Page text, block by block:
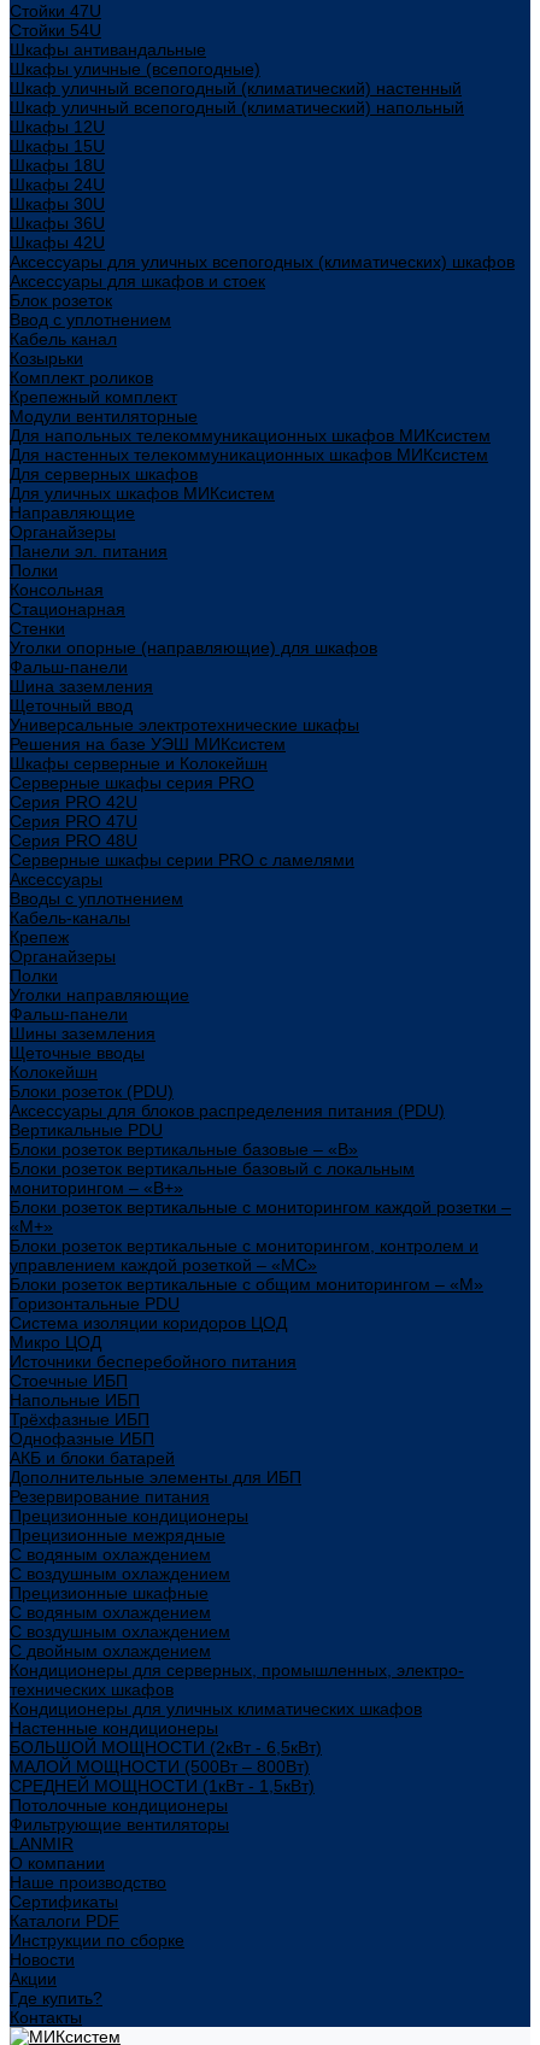
Стойки 47U
Стойки 54U
Шкафы антивандальные
Шкафы уличные (всепогодные)
Шкаф уличный всепогодный (климатический) настенный
Шкаф уличный всепогодный (климатический) напольный
Шкафы 12U
Шкафы 15U
Шкафы 18U
Шкафы 24U
Шкафы 30U
Шкафы 36U
Шкафы 42U
Аксессуары для уличных всепогодных (климатических) шкафов
Аксессуары для шкафов и стоек
Блок розеток
Ввод с уплотнением
Кабель канал
Козырьки
Комплект роликов
Крепежный комплект
Модули вентиляторные
Для напольных телекоммуникационных шкафов МИКсистем
Для настенных телекоммуникационных шкафов МИКсистем
Для серверных шкафов
Для уличных шкафов МИКсистем
Направляющие
Органайзеры
Панели эл. питания
Полки
Консольная
Стационарная
Стенки
Уголки опорные (направляющие) для шкафов
Фальш-панели
Шина заземления
Щеточный ввод
Универсальные электротехнические шкафы
Решения на базе УЭШ МИКсистем
Шкафы серверные и Колокейшн
Серверные шкафы серия PRO
Серия PRO 42U
Серия PRO 47U
Серия PRO 48U
Серверные шкафы серии PRO с ламелями
Аксессуары
Вводы с уплотнением
Кабель-каналы
Крепеж
Органайзеры
Полки
Уголки направляющие
Фальш-панели
Шины заземления
Щеточные вводы
Колокейшн
Блоки розеток (PDU)
Аксессуары для блоков распределения питания (PDU)
Вертикальные PDU
Блоки розеток вертикальные базовые – «В»
Блоки розеток вертикальные базовый с локальным
мониторингом – «В+»
Блоки розеток вертикальные с мониторингом каждой розетки –
«М+»
Блоки розеток вертикальные с мониторингом, контролем и
управлением каждой розеткой – «МС»
Блоки розеток вертикальные с общим мониторингом – «М»
Горизонтальные PDU
Система изоляции коридоров ЦОД
Микро ЦОД
Источники бесперебойного питания
Стоечные ИБП
Напольные ИБП
Трёхфазные ИБП
Однофазные ИБП
АКБ и блоки батарей
Дополнительные элементы для ИБП
Резервирование питания
Прецизионные кондиционеры
Прецизионные межрядные
С водяным охлаждением
С воздушным охлаждением
Прецизионные шкафные
С водяным охлаждением
С воздушным охлаждением
С двойным охлаждением
Кондиционеры для серверных, промышленных, электро-
технических шкафов
Кондиционеры для уличных климатических шкафов
Настенные кондиционеры
БОЛЬШОЙ МОЩНОСТИ (2кВт - 6,5кВт)
МАЛОЙ МОЩНОСТИ (500Вт – 800Вт)
СРЕДНЕЙ МОЩНОСТИ (1кВт - 1,5кВт)
Потолочные кондиционеры
Фильтрующие вентиляторы
LANMIR
О компании
Наше производство
Сертификаты
Каталоги PDF
Инструкции по сборке
Новости
Акции
Где купить?
Контакты